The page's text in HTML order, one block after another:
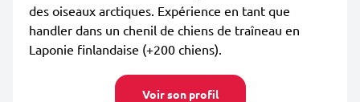
des oiseaux arctiques. Expérience en tant que
handler dans un chenil de chiens de traîneau en
Laponie finlandaise (+200 chiens).
Voir son profil